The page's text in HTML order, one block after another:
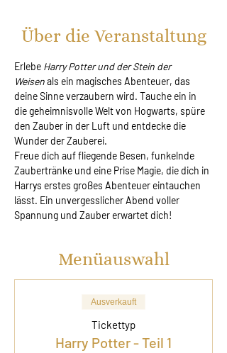
Über die Veranstaltung
Erlebe Harry Potter und der Stein der
Weisen als ein magisches Abenteuer, das
deine Sinne verzaubern wird. Tauche ein in
die geheimnisvolle Welt von Hogwarts, spüre
den Zauber in der Luft und entdecke die
Wunder der Zauberei.
Freue dich auf fliegende Besen, funkelnde
Zaubertränke und eine Prise Magie, die dich in
Harrys erstes großes Abenteuer eintauchen
lässt. Ein unvergesslicher Abend voller
Spannung und Zauber erwartet dich!
Menüauswahl
Ausverkauft
Tickettyp
Harry Potter - Teil 1